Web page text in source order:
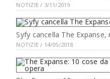
NOTIZIE / 3/11/2019
Syfy cancella The
NOTIZIE / 14/05/2018